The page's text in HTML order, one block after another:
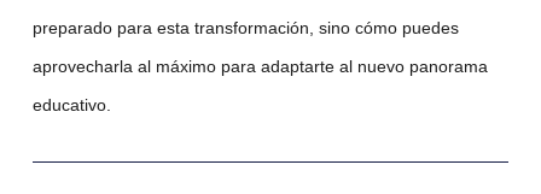
preparado para esta transformación, sino cómo puedes
aprovecharla al máximo para adaptarte al nuevo panorama
educativo.